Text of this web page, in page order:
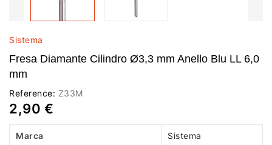
Sistema
Fresa Diamante Cilindro Ø3,3 mm Anello Blu LL 6,0
mm
Reference: Z33M
2,90 €
Marca Sistema